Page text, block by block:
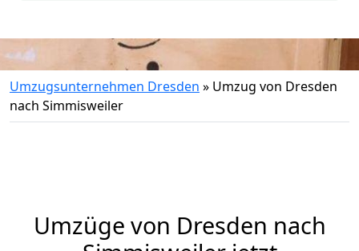
Umzugsunternehmen Dresden » Umzug von Dresden
nach Simmisweiler
Umzüge von Dresden nach